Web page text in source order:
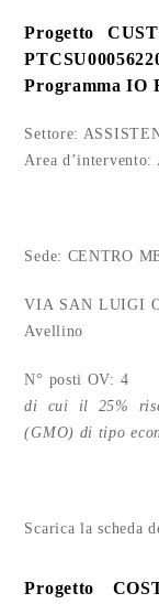
Progetto
Programma IO
Settore:
Area
Sede: CENTRO
VIA SAN LUIGI
Avellino
N° posti OV: 4
di cui il 25%
(GMO) di tipo
Scarica la scheda
Progetto